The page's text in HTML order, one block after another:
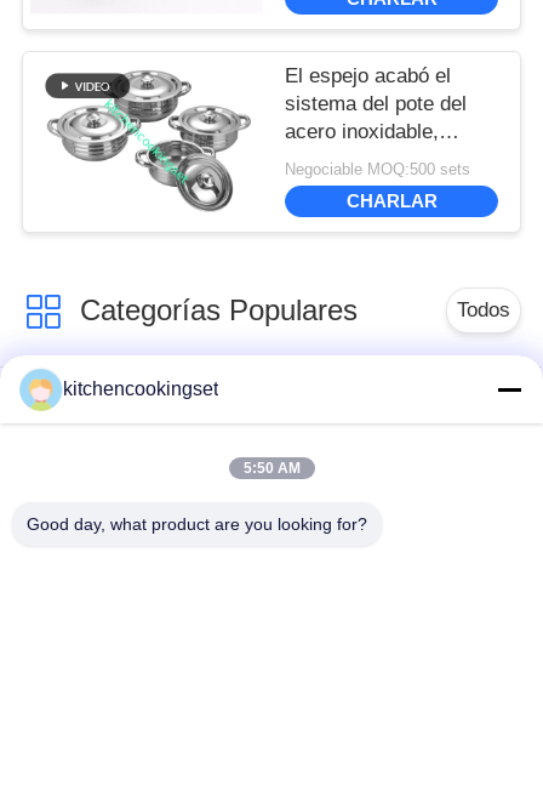
de cristal
El espejo acabó el
sistema del pote del
acero inoxidable,
sistema de cocinar a
prueba de calor de la
cacerola
Negociable MOQ:500 sets
CHARLAR
Categorías Populares Todos
Conjunto de cocina
de cocina
antiadherentes
sistemas de acero
kitchencookingset
5:50 AM
Good day, what product are you looking for?